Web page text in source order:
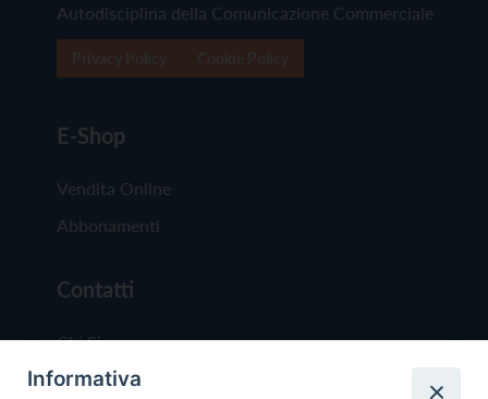
Autodisciplina della Comunicazione Commerciale
E-Shop
Vendita Online
Abbonamenti
Contatti
Chi Siamo
Redazione
Informativa